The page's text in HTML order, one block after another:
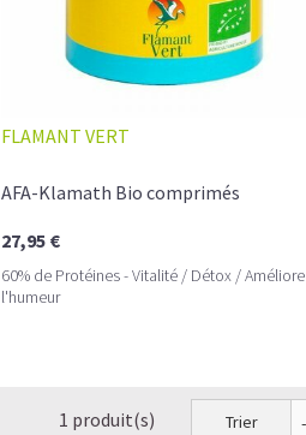
FLAMANT VERT
AFA-Klamath Bio comprimés
27,95 €
60% de Protéines - Vitalité / Détox / Améliore
l'humeur
1 produit(s) Trier